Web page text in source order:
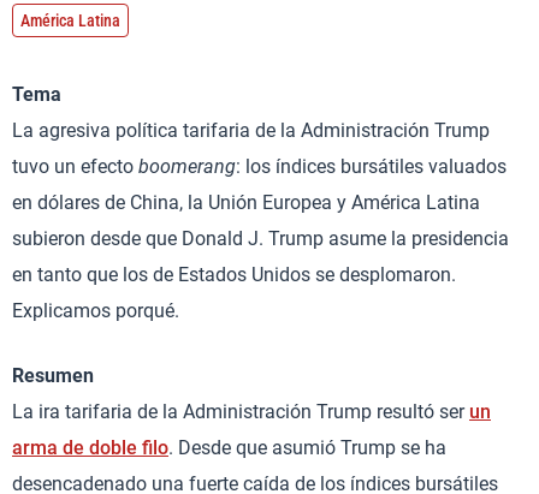
América Latina
Tema
La agresiva política tarifaria de la Administración Trump
tuvo un efecto boomerang: los índices bursátiles valuados
en dólares de China, la Unión Europea y América Latina
subieron desde que Donald J. Trump asume la presidencia
en tanto que los de Estados Unidos se desplomaron.
Explicamos porqué.
Resumen
La ira tarifaria de la Administración Trump resultó ser un
arma de doble filo. Desde que asumió Trump se ha
desencadenado una fuerte caída de los índices bursátiles